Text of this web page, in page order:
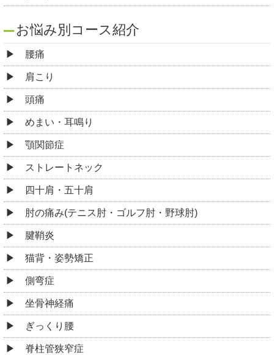
お悩み別コース紹介
腰痛
肩こり
頭痛
めまい・耳鳴り
顎関節症
ストレートネック
四十肩・五十肩
肘の痛み(テニス肘・ゴルフ肘・野球肘)
腱鞘炎
猫背・姿勢矯正
側弯症
坐骨神経痛
ぎっくり腰
脊柱管狭窄症